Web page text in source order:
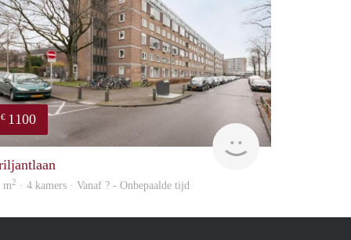
€ 1100
rent
m2 · 4 kamers · Vanaf ? - Onbepaalde tijd